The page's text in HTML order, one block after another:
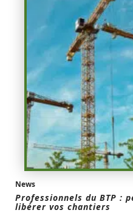
News
Professionnels du BTP :
libérer vos chantiers